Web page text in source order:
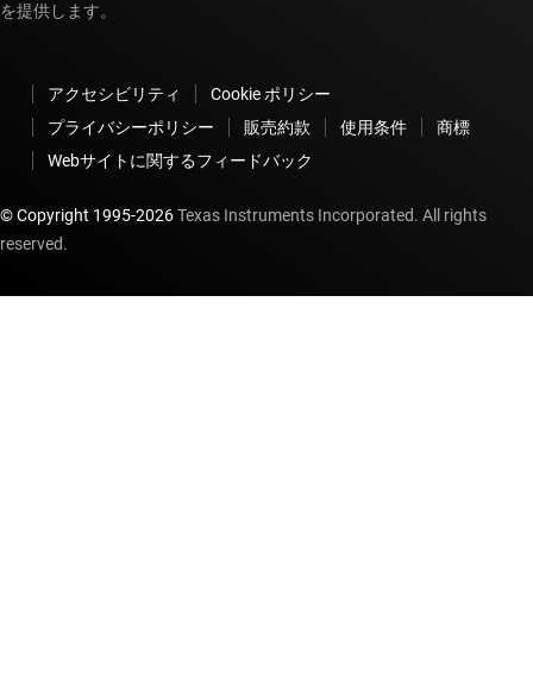
を提供します。
アクセシビリティ
Cookie ポリシー
プライバシーポリシー
販売約款 使用条件
商標
Webサイトに関するフィードバック
© Copyright 1995-2026Texas Instruments Incorporated. All rights
reserved.